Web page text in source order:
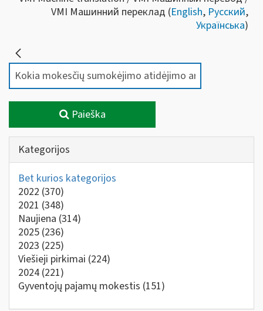
VMI Машинний переклад (English, Русский,
Українська)
Paieška
Kategorijos
Bet kurios kategorijos
2022 (370)
2021 (348)
Naujiena (314)
2025 (236)
2023 (225)
Viešieji pirkimai (224)
2024 (221)
Gyventojų pajamų mokestis (151)